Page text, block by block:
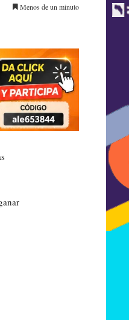
Menos de un minuto